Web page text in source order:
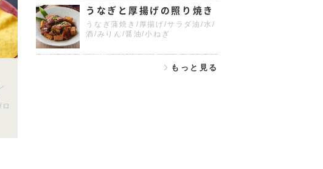
うなぎと厚揚げの照り焼き
うなぎ蒲焼き/厚揚げ/サラダ油/水/
酒/みりん/醤油/小ねぎ
もっと見る